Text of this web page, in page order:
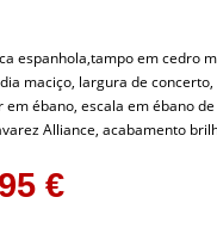
espanhola,tampo em cedro
maciço, largura de
ébano, escala em ébano
Alliance, acabamento
€